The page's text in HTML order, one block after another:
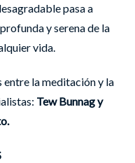
pasa a
y serena de la
vida.
la meditación y la
Tew Bunnag y